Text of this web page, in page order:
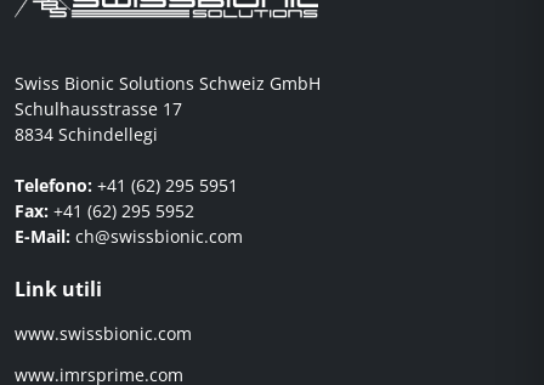
Swiss Bionic Solutions Schweiz GmbH
Schulhausstrasse 17
8834 Schindellegi
Telefono: +41 (62) 295 5951
Fax: +41 (62) 295 5952
E-Mail: ch@swissbionic.com
Link utili
www.swissbionic.com
www.imrsprime.com